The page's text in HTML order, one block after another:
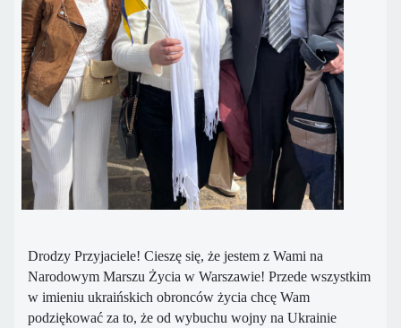
Drodzy Przyjaciele! Сieszę się, że jestem z Wami na
Narodowym Marszu Życia w Warszawie! Przede wszystkim
w imieniu ukraińskich obronców życia chcę Wam
podziękować za to, że od wybuchu wojny na Ukrainie